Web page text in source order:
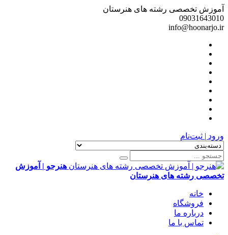
آموزش تخصصی رشته های هنرستان
09031643010
info@hoonarjo.ir
ورود | ثبت‌نام
هنرجو | آموزش
تخصصی رشته های هنرستان
خانه
فروشگاه
درباره ما
تماس با ما